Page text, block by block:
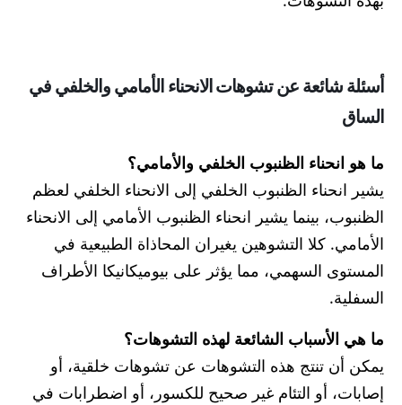
أسئلة شائعة عن تشوهات الانحناء الأمامي والخلفي في
الساق
ما هو انحناء الظنبوب الخلفي والأمامي؟
يشير انحناء الظنبوب الخلفي إلى الانحناء الخلفي لعظم
الظنبوب، بينما يشير انحناء الظنبوب الأمامي إلى الانحناء
الأمامي. كلا التشوهين يغيران المحاذاة الطبيعية في
المستوى السهمي، مما يؤثر على بيوميكانيكا الأطراف
السفلية.
ما هي الأسباب الشائعة لهذه التشوهات؟
يمكن أن تنتج هذه التشوهات عن تشوهات خلقية، أو
إصابات، أو التئام غير صحيح للكسور، أو اضطرابات في